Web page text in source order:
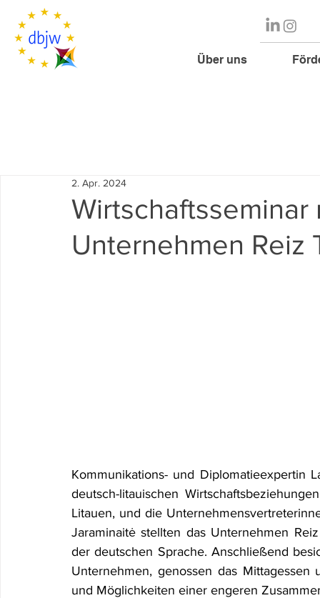
Über uns
Wirtschaftsseminar
Unternehmen Reiz
2. Apr. 2024
Kommunikations- und Diplomatieexpertin
deutsch-litauischen
Litauen, und die
Jaraminaitė stellten das Unternehmen
der deutschen Sprache. Anschließend
Unternehmen, genossen das
und Möglichkeiten einer engeren